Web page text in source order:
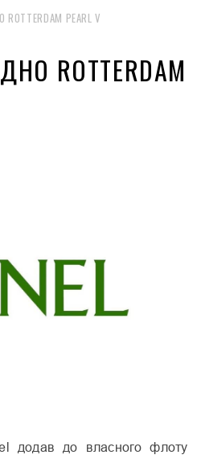
PEARL V
ROTTERDAM
додав до власного флоту